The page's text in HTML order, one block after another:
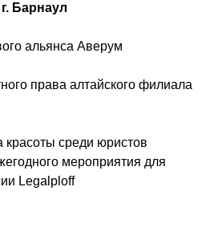
г. Барнаул
альянса Аверум
права алтайского филиала
красоты среди юристов
мероприятия для
Legalploff